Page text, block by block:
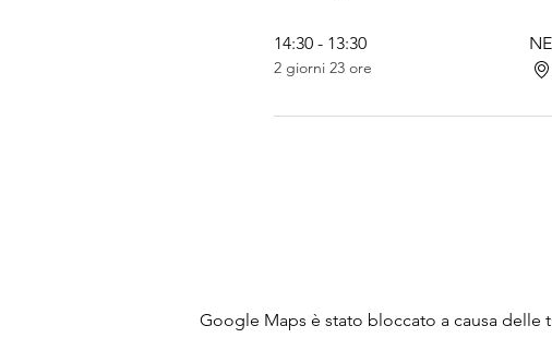
14:30 - 13:30
2 giorni 23 ore
Google Maps è stato bloccato a causa delle